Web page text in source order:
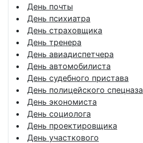
День почты
День психиатра
День страховщика
День тренера
День авиадиспетчера
День автомобилиста
День судебного пристава
День полицейского спецназа
День экономиста
День социолога
День проектировщика
День участкового